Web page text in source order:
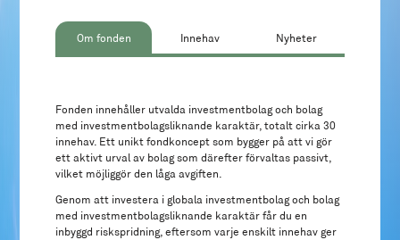
Om fonden Innehav Nyheter
Fonden innehåller utvalda investmentbolag och bolag
med investmentbolagsliknande karaktär, totalt cirka 30
innehav. Ett unikt fondkoncept som bygger på att vi gör
ett aktivt urval av bolag som därefter förvaltas passivt,
vilket möjliggör den låga avgiften.
Genom att investera i globala investmentbolag och bolag
med investmentbolagsliknande karaktär får du en
inbyggd riskspridning, eftersom varje enskilt innehav ger